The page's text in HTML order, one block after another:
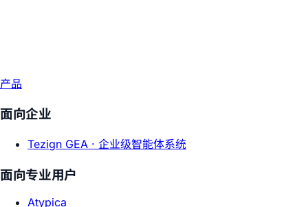
产品
面向企业
Tezign GEA · 企业级智能体系统
面向专业用户
Atypica